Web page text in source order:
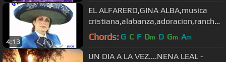
4:13
EL ALFARERO,GINA ALBA,musica
cristiana,alabanza,adoracion,rancher
a,mariachi
Chords: G C F Dm D Gm Am
UN DIA A LA VEZ....NENA LEAL -